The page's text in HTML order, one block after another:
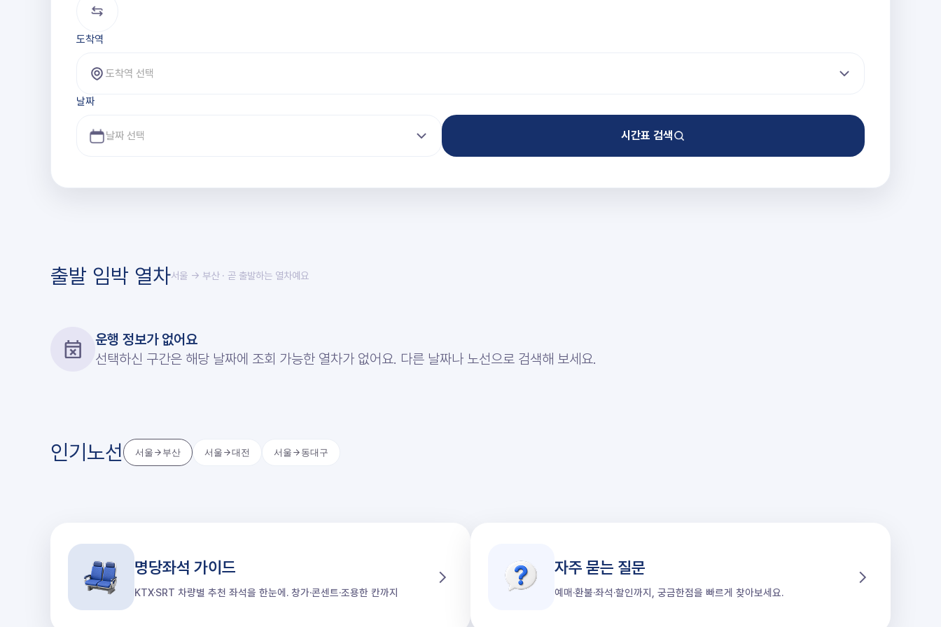
도착역
도착역 선택
날짜
시간표 검색
출발 임박 열차서울 → 부산· 곧 출발하는 열차예요
운행 정보가 없어요
선택하신 구간은 해당 날짜에 조회 가능한 열차가 없어요. 다른 날짜나 노선으로 검색해 보세요.
인기노선 서울 부산 서울 대전 서울 동대구
명당좌석 가이드
KTX·SRT 차량별 추천 좌석을 한눈에. 창가·콘센트·조용한 칸까지
자주 묻는 질문
예매·환불·좌석·할인까지, 궁금한점을 빠르게 찾아보세요.